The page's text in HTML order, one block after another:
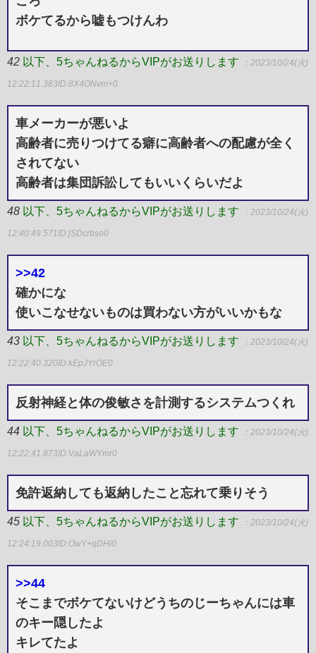
ボケてるから嘘もつけんわ
42 以下、5ちゃんねるからVIPがお送りします ：2023/10/24(火)
12:22:11.383ID:8X4ONvm+0
車メーカーが悪いよ
高齢者に売りつけてる癖に高齢者への配慮が全く
されてない
高齢者は集団訴訟してもいいくらいだよ
48 以下、5ちゃんねるからVIPがお送りします ：2023/10/24(火)
12:40:49.571 ID:jSDcrbso0
>>42
確かにな
使いこなせないものは買わない方がいいかもな
43 以下、5ちゃんねるからVIPがお送りします ：2023/10/24(火)
12:22:40.320ID:kEpJYrOE0
反射神経と体の俊敏さを計測するシステムつくれ
44 以下、5ちゃんねるからVIPがお送りします ：2023/10/24(火)
12:22:41.873ID:VaLaWYmr0
免許返納しても返納したこと忘れて乗りそう
45 以下、5ちゃんねるからVIPがお送りします ：2023/10/24(火)
12:24:19.003ID:OwY+qDHl0
>>44
そこまでボケてないけどうちのじーちゃんには車
のキー隠したよ
キレてたよ